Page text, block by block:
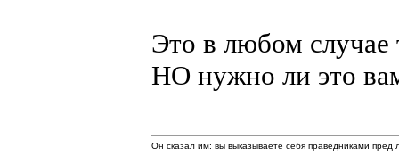
Это в любом случае
НО нужно ли это
Он сказал им: вы выказываете себя праведниками